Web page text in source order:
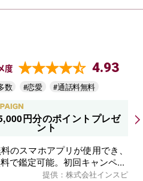
度 4.93
数 #恋愛 #通話料無料
円分のポイントプレゼ
ント
のスマホアプリが使用でき、
で鑑定可能。初回キャンペ...
提供：株式会社インスピ